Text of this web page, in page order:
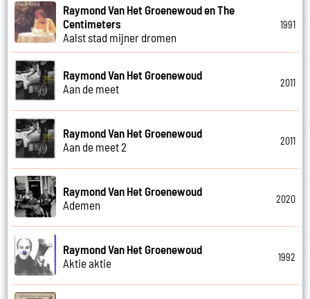
Raymond Van Het Groenewoud en The
Centimeters
Aalst stad mijner dromen
1991
Raymond Van Het Groenewoud
Aan de meet
2011
Raymond Van Het Groenewoud
Aan de meet 2
2011
Raymond Van Het Groenewoud
Ademen
2020
Raymond Van Het Groenewoud
Aktie aktie
1992